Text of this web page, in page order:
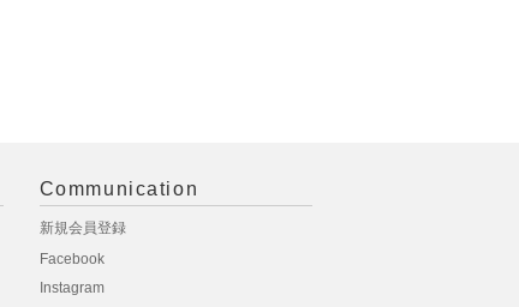
Communication
新規会員登録
Facebook
Instagram